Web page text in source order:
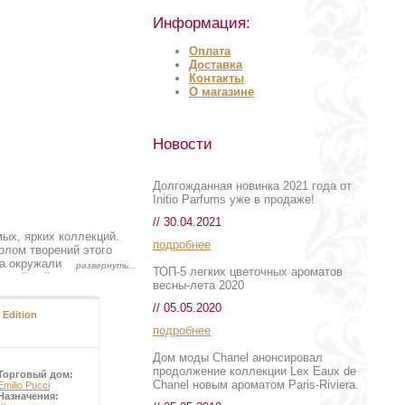
ярких коллекций.
творений этого
окружали будущего
войны, находясь
Все, что было
Пуччи (Emilio
мир ароматы из
и новые
- маленьким
Edition
дом:
Pucci
Информация:
Оплата
Доставка
Контакты
О магазине
Новости
Долгожданная новинка 2021 года от
Initio Parfums уже в продаже!
// 30.04.2021
подробнее
ТОП-5 легких цветочных ароматов
весны-лета 2020
// 05.05.2020
подробнее
Дом моды Chanel анонсировал
продолжение коллекции Lex Eaux de
Chanel новым ароматом Paris-Riviera.